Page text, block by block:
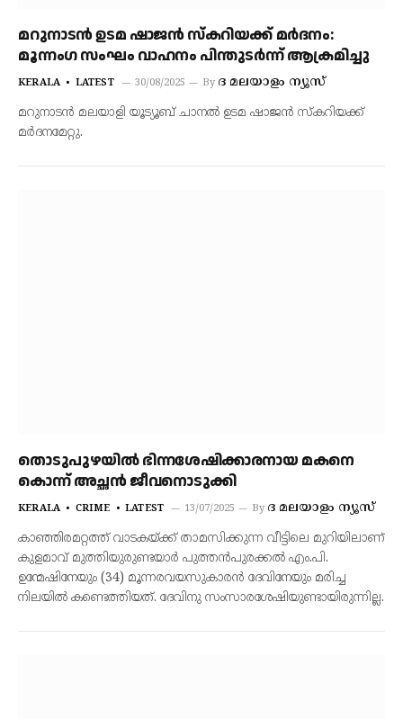
മറുനാടൻ ഉടമ ഷാജൻ സ്കറിയക്ക് മർദനം:
മൂന്നംഗ സംഘം വാഹനം പിന്തുടർന്ന് ആക്രമിച്ചു
KERALA LATEST 30/08/2025 By ദ മലയാളം ന്യൂസ്
മറുനാടൻ മലയാളി യൂട്യൂബ് ചാനൽ ഉടമ ഷാജൻ സ്കറിയക്ക്
മർദനമേറ്റു.
തൊടുപുഴയില്‍ ഭിന്നശേഷിക്കാരനായ മകനെ
കൊന്ന് അച്ഛന്‍ ജീവനൊടുക്കി
KERALA CRIME LATEST 13/07/2025 By ദ മലയാളം ന്യൂസ്
കാഞ്ഞിരമറ്റത്ത് വാടകയ്ക്ക് താമസിക്കുന്ന വീട്ടിലെ മുറിയിലാണ്
കുളമാവ് മുത്തിയുരുണ്ടയാർ പുത്തൻപുരക്കൽ എം.പി.
ഉന്മേഷിനേയും (34) മൂന്നരവയസുകാരൻ ദേവിനേയും മരിച്ച
നിലയിൽ കണ്ടെത്തിയത്. ദേവിനു സംസാരശേഷിയുണ്ടായിരുന്നില്ല.